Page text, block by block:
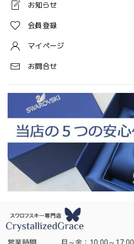
お知らせ
会員登録
マイページ
お問合せ